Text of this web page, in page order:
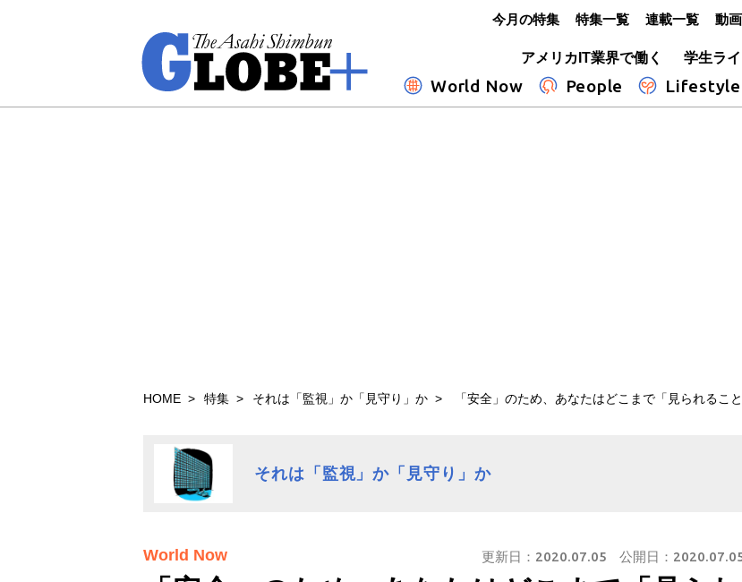
アメリカIT業界で働く
学生ラ
World Now People Lifestyle
今月の特集 特集一覧 連載一覧 動
HOME 特集 それは「監視」か「見守り」か 「安全」のため、あなたはどこまで「見られる
それは「監視」か「見守り」か
World Now 更新日： 2020.07.05 公開日：